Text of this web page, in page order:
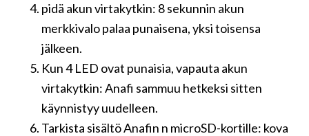
pidä akun virtakytkin: 8 sekunnin akun
merkkivalo palaa punaisena, yksi toisensa
jälkeen.
Kun 4 LED ovat punaisia, vapauta akun
virtakytkin: Anafi sammuu hetkeksi sitten
käynnistyy uudelleen.
Tarkista sisältö Anafin n microSD-kortille: kova